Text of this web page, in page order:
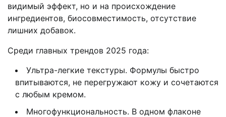
видимый эффект, но и на происхождение
ингредиентов, биосовместимость, отсутствие
лишних добавок.
Среди главных трендов 2025 года:
Ультра-легкие текстуры. Формулы быстро
впитываются, не перегружают кожу и сочетаются
с любым кремом.
Многофункциональность. В одном флаконе